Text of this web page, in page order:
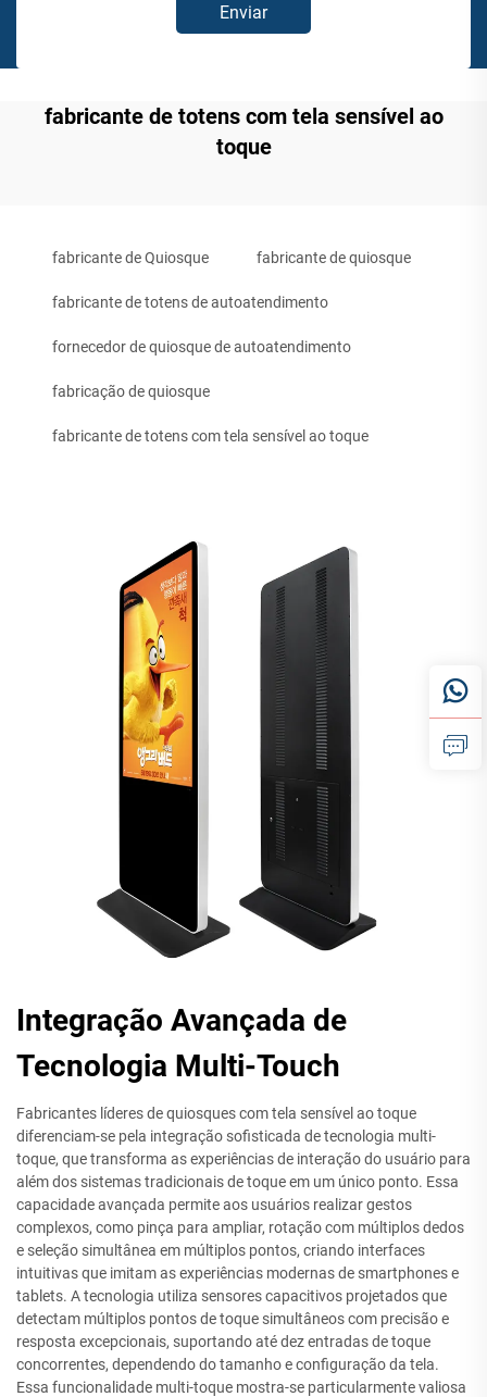
Enviar
fabricante de totens com tela sensível ao
toque
fabricante de Quiosque fabricante de quiosque
fabricante de totens de autoatendimento
fornecedor de quiosque de autoatendimento
fabricação de quiosque
fabricante de totens com tela sensível ao toque
Integração Avançada de
Tecnologia Multi-Touch
Fabricantes líderes de quiosques com tela sensível ao toque
diferenciam-se pela integração sofisticada de tecnologia multi-
toque, que transforma as experiências de interação do usuário para
além dos sistemas tradicionais de toque em um único ponto. Essa
capacidade avançada permite aos usuários realizar gestos
complexos, como pinça para ampliar, rotação com múltiplos dedos
e seleção simultânea em múltiplos pontos, criando interfaces
intuitivas que imitam as experiências modernas de smartphones e
tablets. A tecnologia utiliza sensores capacitivos projetados que
detectam múltiplos pontos de toque simultâneos com precisão e
resposta excepcionais, suportando até dez entradas de toque
concorrentes, dependendo do tamanho e configuração da tela.
Essa funcionalidade multi-toque mostra-se particularmente valiosa